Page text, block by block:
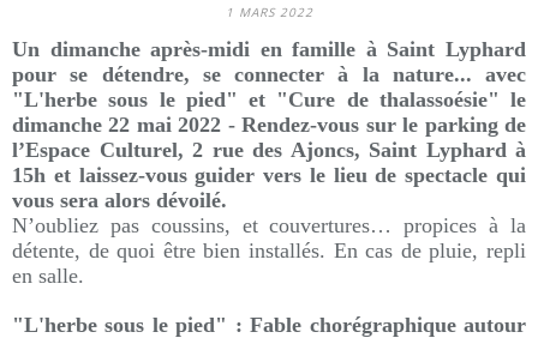
1 MARS 2022
Un dimanche après-midi en famille à Saint Lyphard
pour se détendre, se connecter à la nature... avec
"L'herbe sous le pied" et "Cure de thalassoésie" le
dimanche 22 mai 2022 -Rendez-vous sur le parking de
l’Espace Culturel, 2 rue des Ajoncs, Saint Lyphard à
15h et laissez-vous guider vers le lieu de spectacle qui
vous sera alors dévoilé.
N’oubliez pas coussins, et couvertures… propices à la
détente, de quoi être bien installés. En cas de pluie, repli
en salle.
"L'herbe sous le pied" :Fable chorégraphique autour